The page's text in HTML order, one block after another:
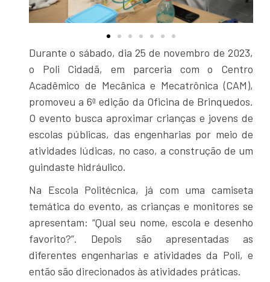
Durante o sábado, dia 25 de novembro de 2023,
o Poli Cidadã, em parceria com o Centro
Acadêmico de Mecânica e Mecatrônica (CAM),
promoveu a 6ª edição da Oficina de Brinquedos.
O evento busca aproximar crianças e jovens de
escolas públicas, das engenharias por meio de
atividades lúdicas, no caso, a construção de um
guindaste hidráulico.
Na Escola Politécnica, já com uma camiseta
temática do evento, as crianças e monitores se
apresentam: “Qual seu nome, escola e desenho
favorito?”. Depois são apresentadas as
diferentes engenharias e atividades da Poli, e
então são direcionados às atividades práticas.